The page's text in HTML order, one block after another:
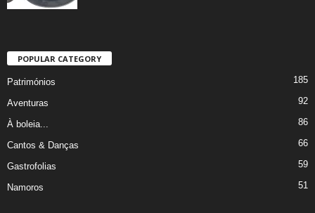
POPULAR CATEGORY
Patrimónios 185
Aventuras 92
À boleia... 86
Cantos & Danças 66
Gastrofolias 59
Namoros 51